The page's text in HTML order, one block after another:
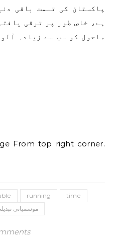
پاکستان کی قسمت باقی
ہے، خاص طور پر ترقی
ماحول کو سب سے زیادہ
From top right corner.
running
time
موسمیاتی